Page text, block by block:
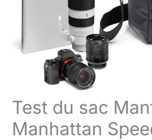
Test du sac
Manhattan